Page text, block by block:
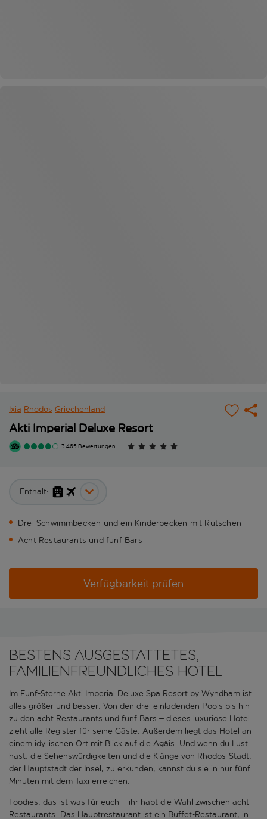
Ixia Rhodos Griechenland
Akti Imperial Deluxe Resort
3.465 Bewertungen
Enthält:
Drei Schwimmbecken und ein Kinderbecken mit Rutschen
Acht Restaurants und fünf Bars
Verfügbarkeit prüfen
Bestens ausgestattetes,
familienfreundliches Hotel
Im Fünf-Sterne Akti Imperial Deluxe Spa Resort by Wyndham ist
alles größer und besser. Von den drei einladenden Pools bis hin
zu den acht Restaurants und fünf Bars – dieses luxuriöse Hotel
zieht alle Register für seine Gäste. Außerdem liegt das Hotel an
einem idyllischen Ort mit Blick auf die Ägäis. Und wenn du Lust
hast, die Sehenswürdigkeiten und die Klänge von Rhodos-Stadt,
der Hauptstadt der Insel, zu erkunden, kannst du sie in nur fünf
Minuten mit dem Taxi erreichen.
Foodies, das ist was für euch – ihr habt die Wahl zwischen acht
Restaurants. Das Hauptrestaurant ist ein Buffet-Restaurant, in